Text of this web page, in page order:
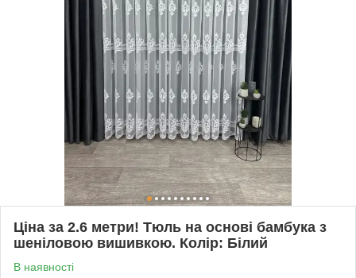
Ціна за 2.6 метри! Тюль на основі бамбука з
шеніловою вишивкою. Колір: Білий
В наявності